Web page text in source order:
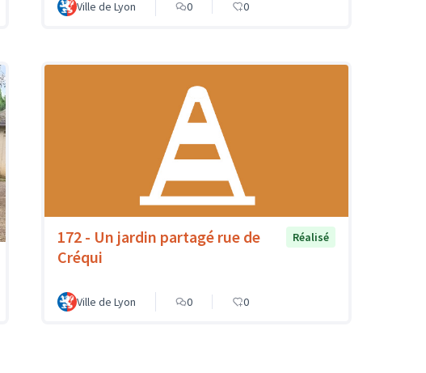
Ville de Lyon 0 0
172 - Un jardin partagé rue de
Créqui
Réalisé
Ville de Lyon 0 0